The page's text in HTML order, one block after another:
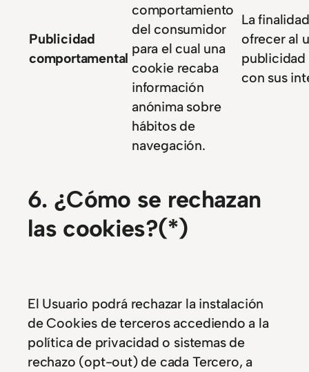
Publicidad
comportamental
comportamiento
del consumidor
para el cual una
cookie recaba
información
anónima sobre
hábitos de
navegación.
La
ofrecer al
publicidad
con sus
6. ¿Cómo se rechazan
las cookies?(*)
El Usuario podrá rechazar la instalación
de Cookies de terceros accediendo a la
política de privacidad o sistemas de
rechazo (opt-out) de cada Tercero, a